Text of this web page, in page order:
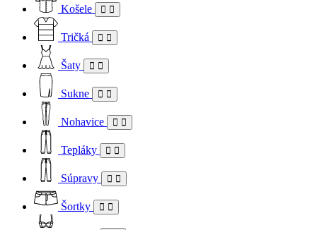
Košele
Tričká
Šaty
Sukne
Nohavice
Tepláky
Súpravy
Šortky